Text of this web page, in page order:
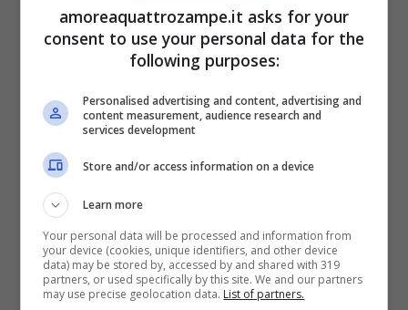
attivo in svariate iniziative di volontariato.
L’amica Maria Grazia Sentinelli, pur non
sapendo di questa ultima volontà, ne
conferma la profondapassione per i gatti,
mentre Paola Morano, anch’essa impegnata
nel quartiere, ricorda come Lucilla si fosse
adoperata per «creare un corner per lo
scambio dei libri in diverse zone del rione».
Se sei interessato all’argomento, potresti
amoreaquattrozampe.it asks for your
consent to use your personal data for the
following purposes:
Personalised advertising and content, advertising and
content measurement, audience research and
services development
Store and/or access information on a device
Learn more
Your personal data will be processed and information from
your device (cookies, unique identifiers, and other device
data) may be stored by, accessed by and shared with 319
partners, or used specifically by this site. We and our partners
may use precise geolocation data. List of partners.